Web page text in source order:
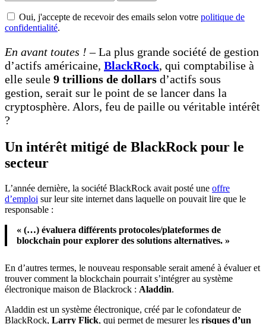
Oui, j'accepte de recevoir des emails selon votre politique de
confidentialité.
En avant toutes ! –La plus grande société de gestion
d’actifs américaine, BlackRock, qui comptabilise à
elle seule 9 trillions de dollars d’actifs sous
gestion, serait sur le point de se lancer dans la
cryptosphère. Alors, feu de paille ou véritable intérêt
?
Un intérêt mitigé de BlackRock pour le
secteur
L’année dernière, la société BlackRock avait posté une offre
d’emploi sur leur site internet dans laquelle on pouvait lire que le
responsable :
« (…) évaluera différents protocoles/plateformes de
blockchain pour explorer des solutions alternatives. »
En d’autres termes, le nouveau responsable serait amené à évaluer et
trouver comment la blockchain pourrait s’intégrer au système
électronique maison de Blackrock : Aladdin.
Aladdin est un système électronique, créé par le cofondateur de
BlackRock, Larry Flick, qui permet de mesurer les risques d’un